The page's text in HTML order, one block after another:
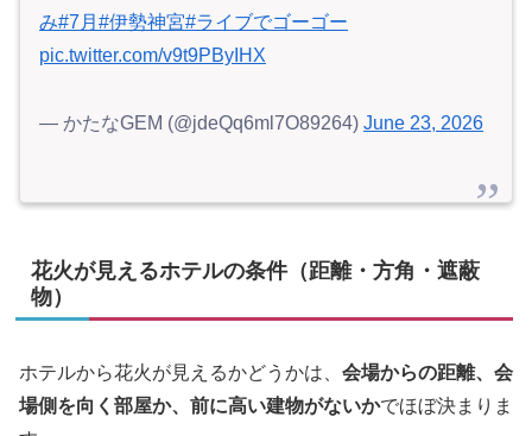
み#7月 #伊勢神宮#ライブでゴーゴー
pic.twitter.com/v9t9PByIHX
— かたなGEM (@jdeQq6ml7O89264) June 23, 2026
花火が見えるホテルの条件（距離・方角・遮蔽
物）
ホテルから花火が見えるかどうかは、 会場からの距離、会
場側を向く部屋か、前に高い建物がないかでほぼ決まりま